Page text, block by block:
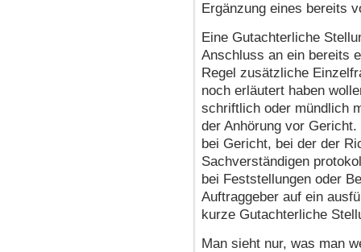
Ergänzung eines bereits
Eine Gutachterliche
Anschluss an ein bereits
Regel zusätzliche
noch erläutert haben
schriftlich oder mündlich
der Anhörung vor
bei Gericht, bei der der
Sachverständigen
bei Feststellungen oder
Auftraggeber auf ein
kurze Gutachterliche
Man sieht nur, was man